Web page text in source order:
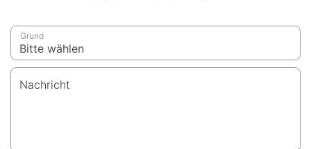
Grund
Nachricht